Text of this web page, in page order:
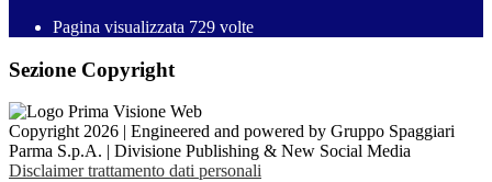
Pagina visualizzata 729 volte
Sezione Copyright
Copyright 2026 | Engineered and powered by Gruppo Spaggiari
Parma S.p.A. | Divisione Publishing & New Social Media
Disclaimer trattamento dati personali